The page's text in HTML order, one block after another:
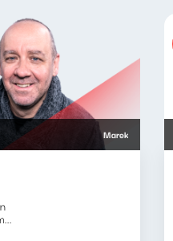
Marek Napiórkowski,